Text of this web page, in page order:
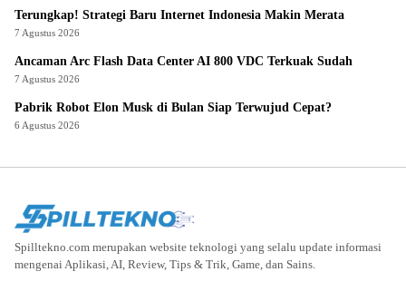
Terungkap! Strategi Baru Internet Indonesia Makin Merata
7 Agustus 2026
Ancaman Arc Flash Data Center AI 800 VDC Terkuak Sudah
7 Agustus 2026
Pabrik Robot Elon Musk di Bulan Siap Terwujud Cepat?
6 Agustus 2026
Spilltekno.com merupakan website teknologi yang selalu update informasi
mengenai Aplikasi, AI, Review, Tips & Trik, Game, dan Sains.